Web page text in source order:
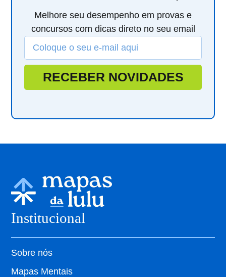
Melhore seu desempenho em provas e
concursos com dicas direto no seu email
RECEBER NOVIDADES
Institucional
Sobre nós
Mapas Mentais